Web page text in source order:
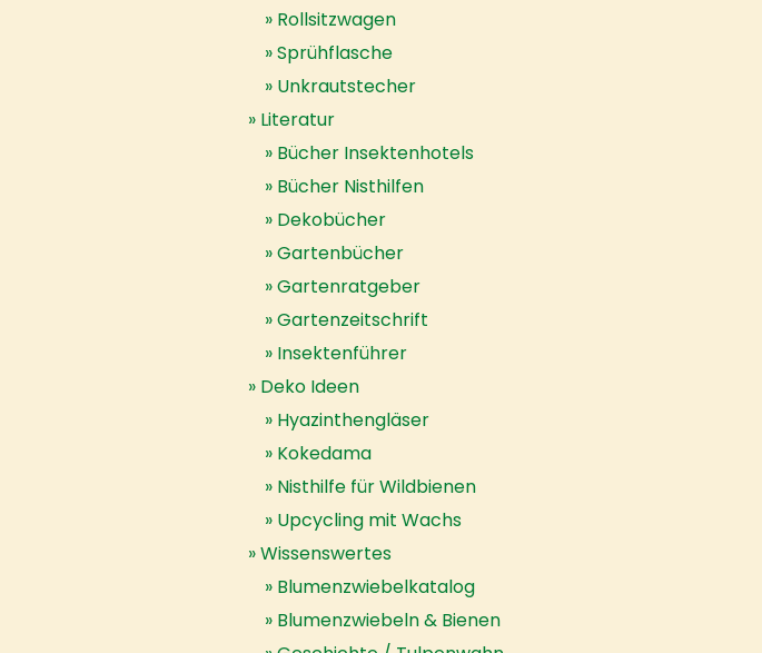
Rollsitzwagen
Sprühflasche
Unkrautstecher
Literatur
Bücher Insektenhotels
Bücher Nisthilfen
Dekobücher
Gartenbücher
Gartenratgeber
Gartenzeitschrift
Insektenführer
Deko Ideen
Hyazinthengläser
Kokedama
Nisthilfe für Wildbienen
Upcycling mit Wachs
Wissenswertes
Blumenzwiebelkatalog
Blumenzwiebeln & Bienen